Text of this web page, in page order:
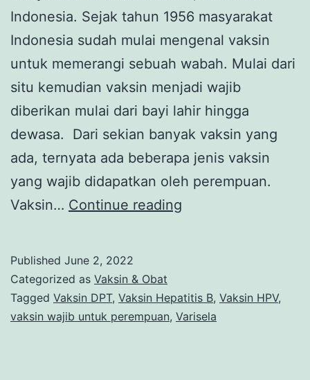
Indonesia. Sejak tahun 1956 masyarakat
Indonesia sudah mulai mengenal vaksin
untuk memerangi sebuah wabah. Mulai dari
situ kemudian vaksin menjadi wajib
diberikan mulai dari bayi lahir hingga
dewasa. Dari sekian banyak vaksin yang
ada, ternyata ada beberapa jenis vaksin
yang wajib didapatkan oleh perempuan.
Vaksin… Continue reading
Published June 2, 2022
Categorized as Vaksin & Obat
Tagged Vaksin DPT, Vaksin Hepatitis B, Vaksin HPV,
vaksin wajib untuk perempuan, Varisela